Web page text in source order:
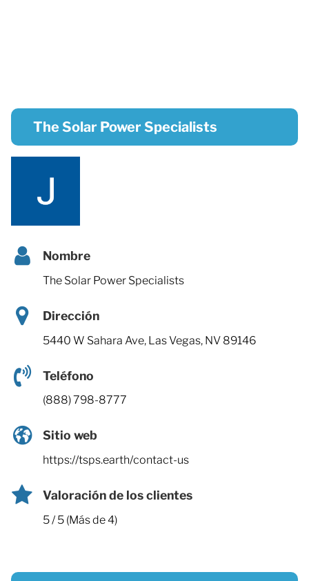
The Solar Power Specialists
Nombre
The Solar Power Specialists
Dirección
5440 W Sahara Ave, Las Vegas, NV 89146
Teléfono
(888) 798-8777
Sitio web
https://tsps.earth/contact-us
Valoración de los clientes
5 / 5 (Más de 4)